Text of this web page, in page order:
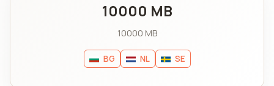
10000 MB
10000 MB
BG NL SE